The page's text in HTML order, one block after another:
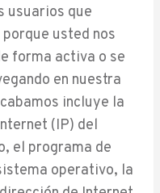
usuarios que
usted nos
forma activa o se
en nuestra
incluye la
(IP) del
el programa de
operativo, la